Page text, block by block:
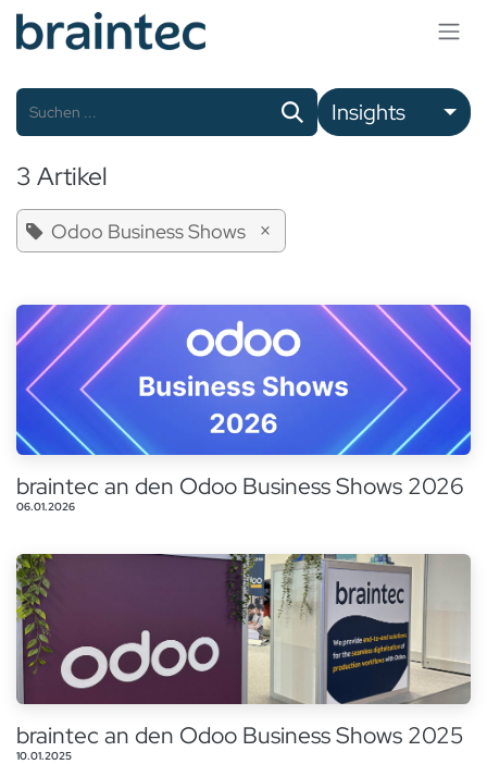
Zum Inhalt springen
Insights
3 Artikel
Odoo Business Shows ×
braintec an den Odoo Business Shows 2026
06.01.2026
braintec an den Odoo Business Shows 2025
10.01.2025